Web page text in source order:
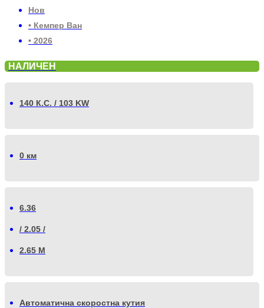
Нов
• Кемпер Ван
• 2026
НАЛИЧЕН
140 К.С. / 103 KW
0 км
6.36
/ 2.05 /
2.65 М
Автоматична скоростна кутия